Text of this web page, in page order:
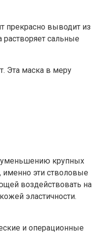
прекрасно выводит из
растворяет сальные
Эта маска в меру
уменьшению крупных
именно эти стволовые
воздействовать на
эластичности.
и операционные